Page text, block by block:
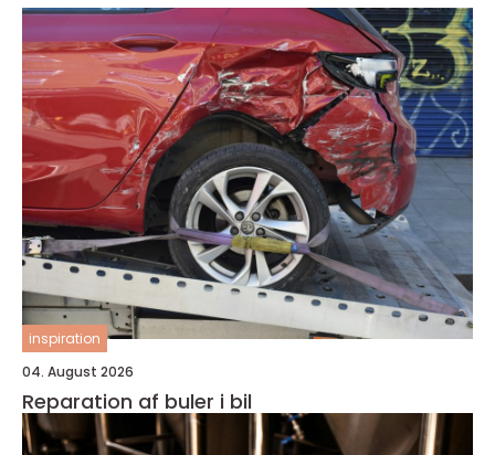
inspiration
04. August 2026
Reparation af buler i bil